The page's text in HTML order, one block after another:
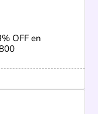
OFF en